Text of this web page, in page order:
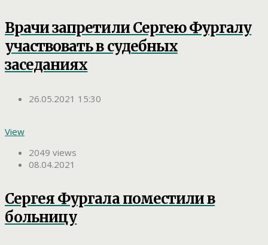
Врачи запретили Сергею Фургалу
участвовать в судебных
заседаниях
26.05.2021 15:30
View
2049 views
08.04.2021
Сергея Фургала поместили в
больницу